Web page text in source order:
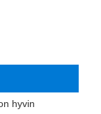
hyvin